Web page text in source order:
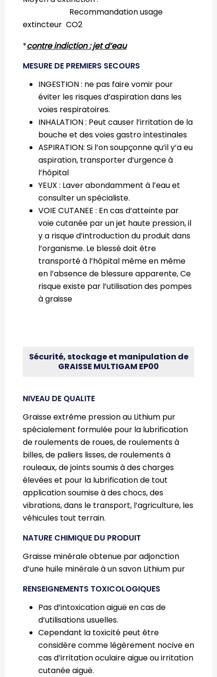
Recommandation usage
extincteur CO2
*contre indiction : jet d’eau
MESURE DE PREMIERS SECOURS
INGESTION : ne pas faire vomir pour
éviter les risques d’aspiration dans les
voies respiratoires.
INHALATION : Peut causer l’irritation de la
bouche et des voies gastro intestinales
ASPIRATION: Si l’on soupçonne qu’il y’a eu
aspiration, transporter d’urgence à
l’hôpital
YEUX : Laver abondamment à l’eau et
consulter un spécialiste.
VOIE CUTANEE : En cas d’atteinte par
voie cutanée par un jet haute pression, il
y a risque d’introduction du produit dans
l’organisme. Le blessé doit être
transporté à l’hôpital même en même
en l’absence de blessure apparente, Ce
risque existe par l’utilisation des pompes
à graisse
Sécurité, stockage et manipulation de
GRAISSE MULTIGAM EP00
NIVEAU DE QUALITE
Graisse extrême pression au Lithium pur
spécialement formulée pour la lubrification
de roulements de roues, de roulements à
billes, de paliers lisses, de roulements à
rouleaux, de joints soumis à des charges
élevées et pour la lubrification de tout
application soumise à des chocs, des
vibrations, dans le transport, l’agriculture, les
véhicules tout terrain.
NATURE CHIMIQUE DU PRODUIT
Graisse minérale obtenue par adjonction
d’une huile minérale à un savon Lithium pur
RENSEIGNEMENTS TOXICOLOGIQUES
Pas d’intoxication aiguë en cas de
d’utilisations usuelles.
Cependant la toxicité peut être
considère comme légèrement nocive en
cas d’irritation oculaire aigue ou irritation
cutanée aiguë.